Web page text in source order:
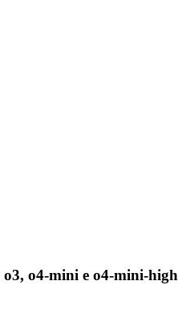
o4-mini e o4-mini-high